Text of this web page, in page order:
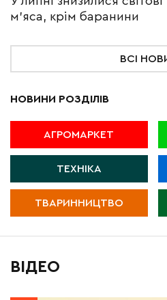
м'яса, крім баранини
ВСІ
НОВИНИ РОЗДІЛІВ
АГРОМАРКЕТ
ТЕХНІКА
ТВАРИННИЦТВО
ВІДЕО